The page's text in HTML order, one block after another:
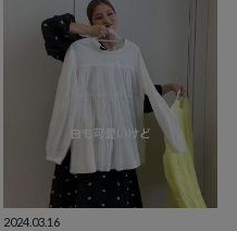
2024.03.16